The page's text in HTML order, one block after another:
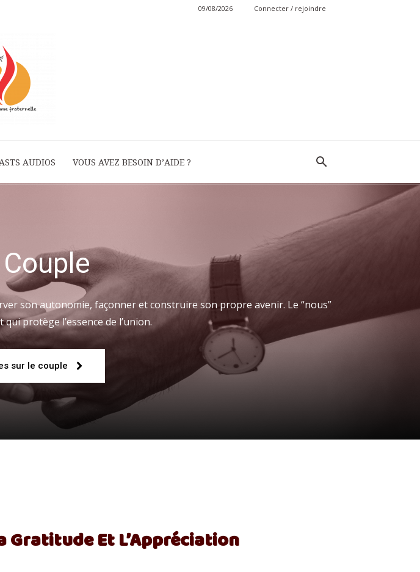
09/08/2026 Connecter / rejoindre
La
Fraternelle
–
AUDIOS VOUS AVEZ BESOIN D’AIDE ?
son autonomie, façonner et construire son propre avenir. Le “nous”
protège l’essence de l’union.
sur le couple
Gratitude Et L’Appréciation